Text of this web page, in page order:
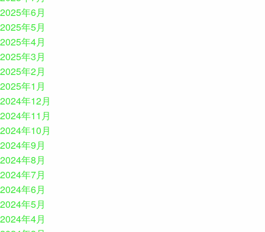
2025年6月
2025年5月
2025年4月
2025年3月
2025年2月
2025年1月
2024年12月
2024年11月
2024年10月
2024年9月
2024年8月
2024年7月
2024年6月
2024年5月
2024年4月